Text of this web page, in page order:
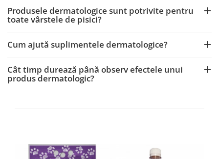
Produsele dermatologice sunt potrivite pentru
toate vârstele de pisici?
Cum ajută suplimentele dermatologice?
Cât timp durează până observ efectele unui
produs dermatologic?